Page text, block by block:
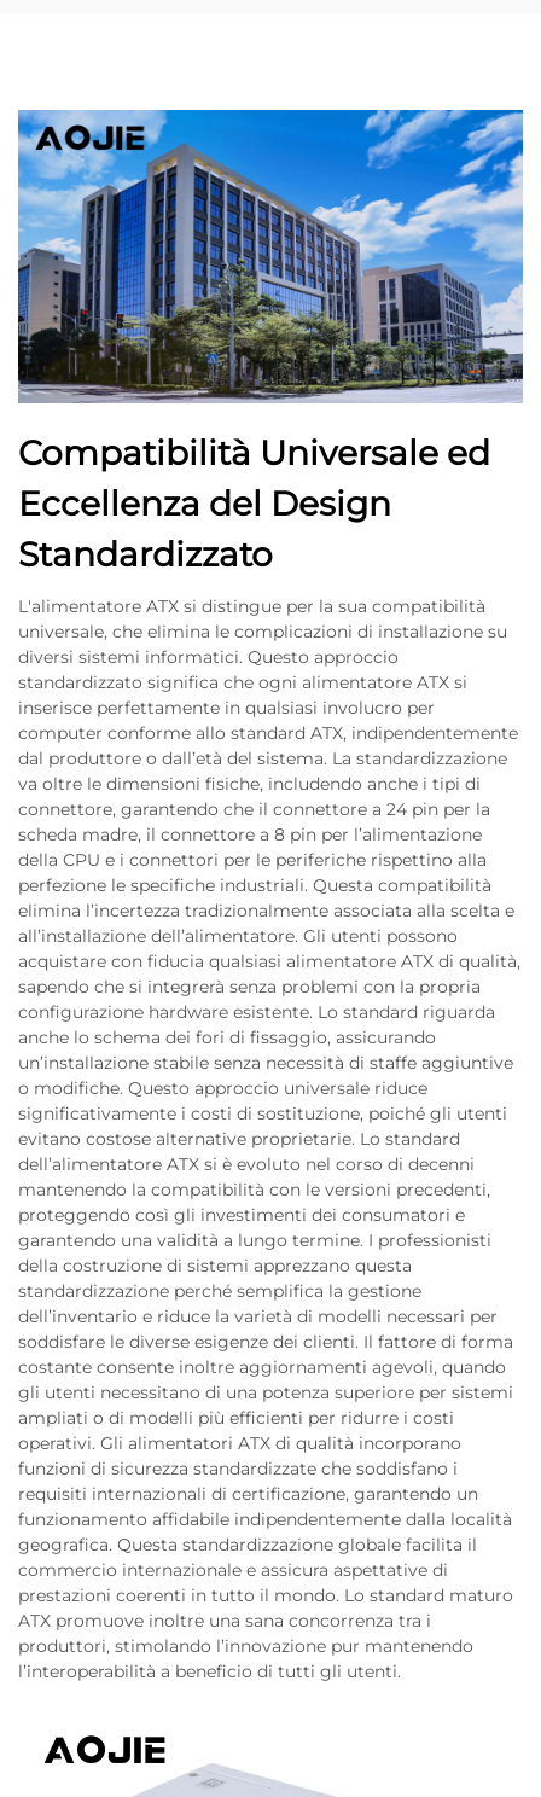
Compatibilità Universale ed
Eccellenza del Design
Standardizzato
L'alimentatore ATX si distingue per la sua compatibilità
universale, che elimina le complicazioni di installazione su
diversi sistemi informatici. Questo approccio
standardizzato significa che ogni alimentatore ATX si
inserisce perfettamente in qualsiasi involucro per
computer conforme allo standard ATX, indipendentemente
dal produttore o dall’età del sistema. La standardizzazione
va oltre le dimensioni fisiche, includendo anche i tipi di
connettore, garantendo che il connettore a 24 pin per la
scheda madre, il connettore a 8 pin per l’alimentazione
della CPU e i connettori per le periferiche rispettino alla
perfezione le specifiche industriali. Questa compatibilità
elimina l’incertezza tradizionalmente associata alla scelta e
all’installazione dell’alimentatore. Gli utenti possono
acquistare con fiducia qualsiasi alimentatore ATX di qualità,
sapendo che si integrerà senza problemi con la propria
configurazione hardware esistente. Lo standard riguarda
anche lo schema dei fori di fissaggio, assicurando
un’installazione stabile senza necessità di staffe aggiuntive
o modifiche. Questo approccio universale riduce
significativamente i costi di sostituzione, poiché gli utenti
evitano costose alternative proprietarie. Lo standard
dell’alimentatore ATX si è evoluto nel corso di decenni
mantenendo la compatibilità con le versioni precedenti,
proteggendo così gli investimenti dei consumatori e
garantendo una validità a lungo termine. I professionisti
della costruzione di sistemi apprezzano questa
standardizzazione perché semplifica la gestione
dell’inventario e riduce la varietà di modelli necessari per
soddisfare le diverse esigenze dei clienti. Il fattore di forma
costante consente inoltre aggiornamenti agevoli, quando
gli utenti necessitano di una potenza superiore per sistemi
ampliati o di modelli più efficienti per ridurre i costi
operativi. Gli alimentatori ATX di qualità incorporano
funzioni di sicurezza standardizzate che soddisfano i
requisiti internazionali di certificazione, garantendo un
funzionamento affidabile indipendentemente dalla località
geografica. Questa standardizzazione globale facilita il
commercio internazionale e assicura aspettative di
prestazioni coerenti in tutto il mondo. Lo standard maturo
ATX promuove inoltre una sana concorrenza tra i
produttori, stimolando l’innovazione pur mantenendo
l’interoperabilità a beneficio di tutti gli utenti.